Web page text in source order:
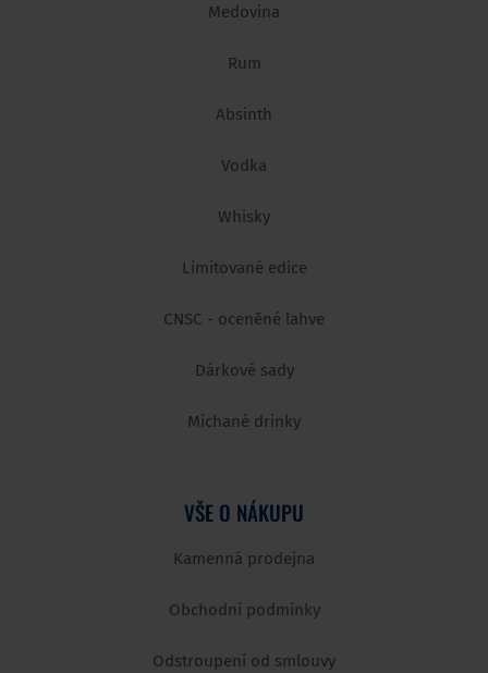
Medovina
Rum
Absinth
Vodka
Whisky
Limitované edice
CNSC - oceněné lahve
Dárkové sady
Míchané drinky
VŠE O NÁKUPU
Kamenná prodejna
Obchodní podmínky
Odstroupení od smlouvy